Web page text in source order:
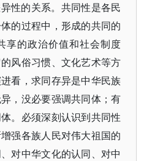
性的关系。共同性是各民
的过程中，形成的共同的
享的政治价值和社会制度
风俗习惯、文化艺术等方
看，求同存异是中华民族
，没必要强调共同体；有
。必须深刻认识到共同性
强各族人民对伟大祖国的
对中华文化的认同、对中